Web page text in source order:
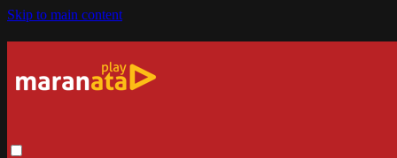
Skip to main content